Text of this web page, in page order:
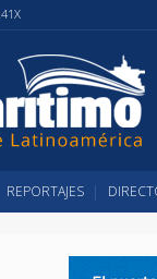
REPORTAJES